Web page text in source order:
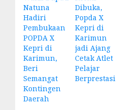
Natuna
Hadiri
Pembukaan
POPDA X
Kepri di
Karimun,
Beri
Semangat
Kontingen
Daerah
Dibuka,
Popda X
Kepri di
Karimun
jadi Ajang
Cetak Atlet
Pelajar
Berprestasi